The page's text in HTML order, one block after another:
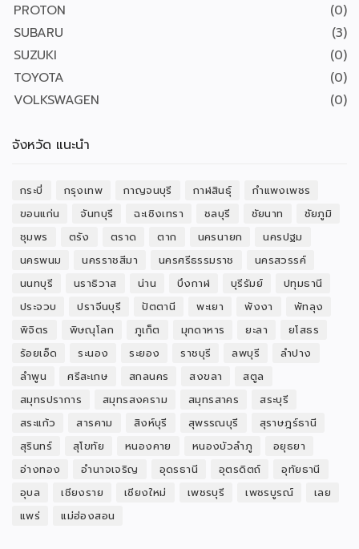
PROTON
(0)
SUBARU
(3)
SUZUKI
(0)
TOYOTA
(0)
VOLKSWAGEN
(0)
จังหวัด แนะนำ
กระบี่ กรุงเทพ กาญจนบุรี กาฬสินธุ์
กำแพงเพชร
ขอนแก่น
จันทบุรี ฉะเชิงเทรา ชลบุรี ชัยนาท
ชัยภูมิ
ชุมพร
ตรัง ตราด ตาก นครนายก
นครปฐม
นครพนม
นครราชสีมา นครศรีธรรมราช
นครสวรรค์
นนทบุรี
นราธิวาส น่าน บึงกาฬ บุรีรัมย์
ปทุมธานี
ประจวบ
ปราจีนบุรี ปัตตานี พะเยา พังงา
พัทลุง
พิจิตร
พิษณุโลก ภูเก็ต มุกดาหาร ยะลา
ยโสธร
ร้อยเอ็ด
ระนอง ระยอง ราชบุรี ลพบุรี
ลำปาง
ลำพูน
ศรีสะเกษ สกลนคร สงขลา
สตูล
สมุทรปราการ
สมุทรสงคราม สมุทรสาคร
สระบุรี
สระแก้ว
สารคาม สิงห์บุรี สุพรรณบุรี
สุราษฎร์ธานี
สุรินทร์
สุโขทัย หนองคาย หนองบัวลำภู
อยุธยา
อ่างทอง
อำนาจเจริญ อุดรธานี อุตรดิตถ์
อุทัยธานี
อุบล
เชียงราย เชียงใหม่ เพชรบุรี เพชรบูรณ์
เลย
แพร่
แม่ฮ่องสอน